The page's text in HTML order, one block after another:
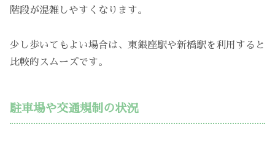
階段が混雑しやすくなります。
少し歩いてもよい場合は、東銀座駅や新橋駅を利用すると
比較的スムーズです。
駐車場や交通規制の状況